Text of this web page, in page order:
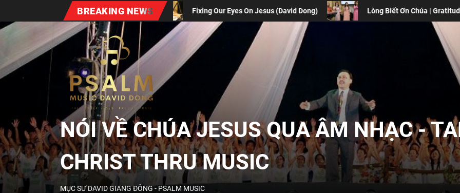
the
BREAKING NEWS
Fixing Our Eyes On Jesus (David Dong) Lòng Biết Ơn Chúa | Gratitude Xuân
NÓI
VỀ
CHÚA
JESUS
QUA
NÓI VỀ CHÚA JESUS QUA ÂM NHẠC -
CHRIST THRU MUSIC
MỤC SƯ DAVID GIANG ĐÔNG - PSALM MUSIC